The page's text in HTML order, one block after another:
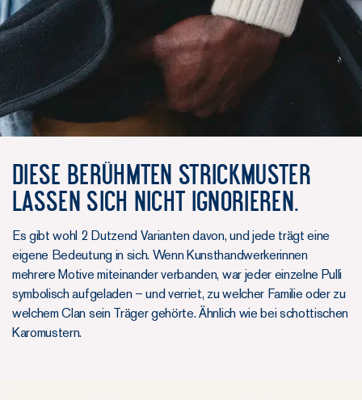
Diese berühmten Strickmuster
lassen sich nicht ignorieren.
Es gibt wohl 2 Dutzend Varianten davon, und jede trägt eine
eigene Bedeutung in sich. Wenn Kunsthandwerkerinnen
mehrere Motive miteinander verbanden, war jeder einzelne Pulli
symbolisch aufgeladen – und verriet, zu welcher Familie oder zu
welchem Clan sein Träger gehörte. Ähnlich wie bei schottischen
Karomustern.